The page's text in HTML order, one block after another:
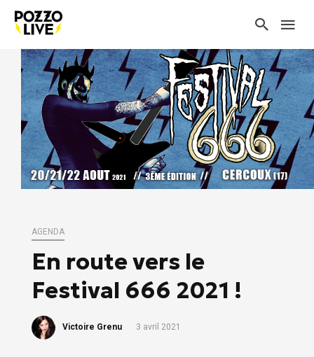
AGENDA
En route vers le
Festival 666 2021 !
Victoire Grenu 3 avril 2021